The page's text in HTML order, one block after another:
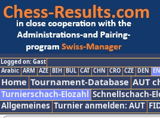
Logged on: Gast
Arabic ARM AZE BIH BUL CAT CHN CRO CZE DEN
Home Tournament-Database AUT
Turnierschach-Elozahl Schnellschach-
Allgemeines Turnier anmelden: AUT